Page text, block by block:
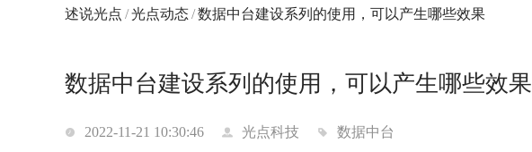
述说光点 /光点动态/数据中台建设系列的使用，可以产生哪些效果
数据中台建设系列的使用，可以产生哪些效果
2022-11-21 10:30:46 光点科技 数据中台